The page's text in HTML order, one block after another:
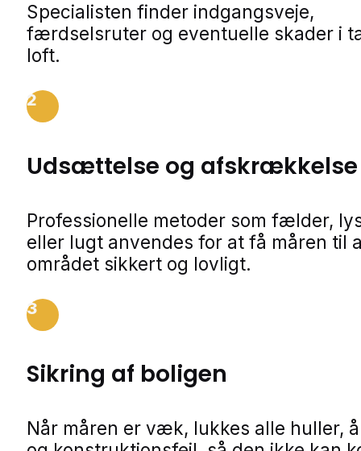
Specialisten finder indgangsveje,
færdselsruter og eventuelle skader i
loft.
2
Udsættelse og afskrækkelse
Professionelle metoder som fælder,
eller lugt anvendes for at få måren til
området sikkert og lovligt.
3
Sikring af boligen
Når måren er væk, lukkes alle huller,